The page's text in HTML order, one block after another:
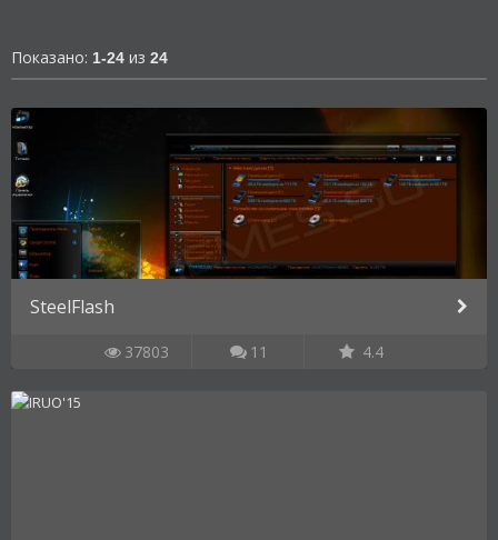
Показано: 1-24 из 24
SteelFlash
37803 11 4.4